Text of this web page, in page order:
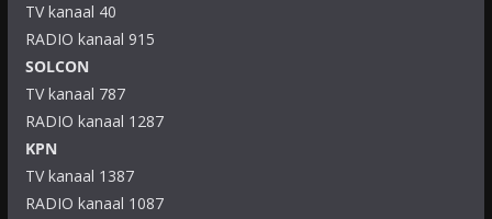
TV kanaal 40
RADIO kanaal 915
SOLCON
TV kanaal 787
RADIO kanaal 1287
KPN
TV kanaal 1387
RADIO kanaal 1087